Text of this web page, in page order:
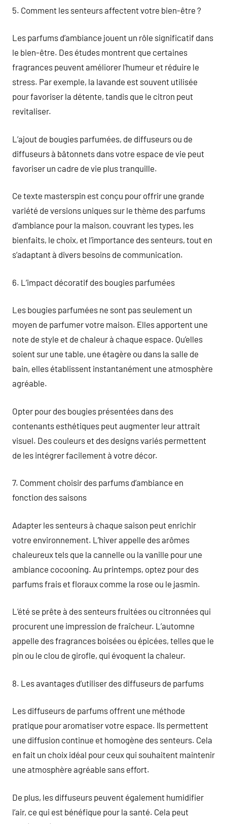
5. Comment les senteurs affectent votre bien-être ?
Les parfums d’ambiance jouent un rôle significatif dans
le bien-être. Des études montrent que certaines
fragrances peuvent améliorer l’humeur et réduire le
stress. Par exemple, la lavande est souvent utilisée
pour favoriser la détente, tandis que le citron peut
revitaliser.
L’ajout de bougies parfumées, de diffuseurs ou de
diffuseurs à bâtonnets dans votre espace de vie peut
favoriser un cadre de vie plus tranquille.
Ce texte masterspin est conçu pour offrir une grande
variété de versions uniques sur le thème des parfums
d’ambiance pour la maison, couvrant les types, les
bienfaits, le choix, et l’importance des senteurs, tout en
s’adaptant à divers besoins de communication.
6. L’impact décoratif des bougies parfumées
Les bougies parfumées ne sont pas seulement un
moyen de parfumer votre maison. Elles apportent une
note de style et de chaleur à chaque espace. Qu’elles
soient sur une table, une étagère ou dans la salle de
bain, elles établissent instantanément une atmosphère
agréable.
Opter pour des bougies présentées dans des
contenants esthétiques peut augmenter leur attrait
visuel. Des couleurs et des designs variés permettent
de les intégrer facilement à votre décor.
7. Comment choisir des parfums d’ambiance en
fonction des saisons
Adapter les senteurs à chaque saison peut enrichir
votre environnement. L’hiver appelle des arômes
chaleureux tels que la cannelle ou la vanille pour une
ambiance cocooning. Au printemps, optez pour des
parfums frais et floraux comme la rose ou le jasmin.
L’été se prête à des senteurs fruitées ou citronnées qui
procurent une impression de fraîcheur. L’automne
appelle des fragrances boisées ou épicées, telles que le
pin ou le clou de girofle, qui évoquent la chaleur.
8. Les avantages d’utiliser des diffuseurs de parfums
Les diffuseurs de parfums offrent une méthode
pratique pour aromatiser votre espace. Ils permettent
une diffusion continue et homogène des senteurs. Cela
en fait un choix idéal pour ceux qui souhaitent maintenir
une atmosphère agréable sans effort.
De plus, les diffuseurs peuvent également humidifier
l’air, ce qui est bénéfique pour la santé. Cela peut